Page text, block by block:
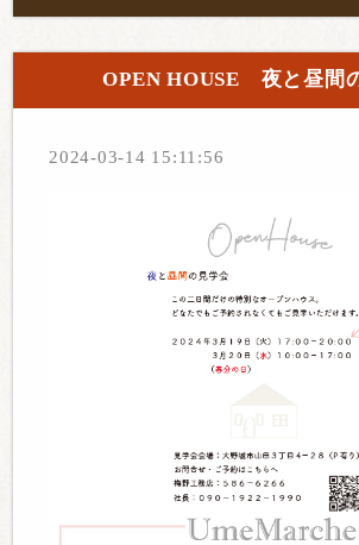
OPEN HOUSE 夜と昼間
2024-03-14 15:11:56